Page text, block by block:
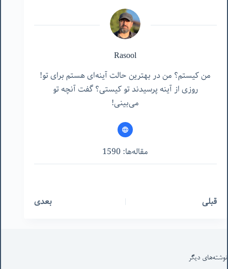
Rasool
من کیستم؟ من در بهترین حالت آینه‌ای هستم برای تو!
روزی از آینه پرسیدند تو کیستی؟ گفت آنچه تو
می‌بینی!
مقاله‌ها: 1590
قبلی بعدی
نوشته‌های‌ دیگر